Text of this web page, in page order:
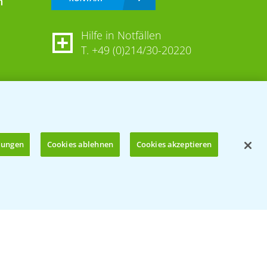
Hilfe in Notfällen
T. +49 (0)214/30-20220
Cookies ablehnen Cookies akzeptieren